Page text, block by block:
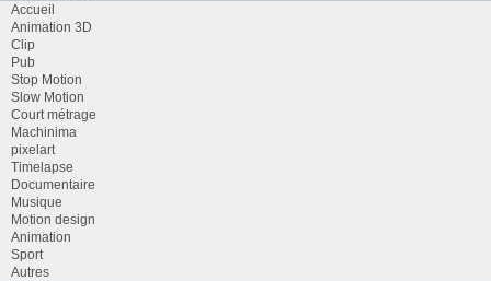
Accueil
Animation 3D
Clip
Pub
Stop Motion
Slow Motion
Court métrage
Machinima
pixelart
Timelapse
Documentaire
Musique
Motion design
Animation
Sport
Autres